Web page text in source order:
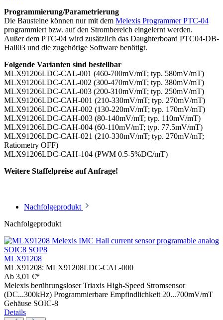
Programmierung/Parametrierung
Die Bausteine können nur mit dem Melexis Programmer PTC-04
programmiert bzw. auf den Strombereich eingelernt werden.
Außer dem PTC-04 wird zusätzlich das Daughterboard PTC04-DB-
Hall03 und die zugehörige Software benötigt.
Folgende Varianten sind bestellbar
MLX91206LDC-CAL-001 (460-700mV/mT; typ. 580mV/mT)
MLX91206LDC-CAL-002 (300-470mV/mT; typ. 380mV/mT)
MLX91206LDC-CAL-003 (200-310mV/mT; typ. 250mV/mT)
MLX91206LDC-CAH-001 (210-330mV/mT; typ. 270mV/mT)
MLX91206LDC-CAH-002 (130-220mV/mT; typ. 170mV/mT)
MLX91206LDC-CAH-003 (80-140mV/mT; typ. 110mV/mT)
MLX91206LDC-CAH-004 (60-110mV/mT; typ. 77.5mV/mT)
MLX91206LDC-CAH-021 (210-330mV/mT; typ. 270mV/mT;
Ratiometry OFF)
MLX91206LDC-CAH-104 (PWM 0.5-5%DC/mT)
Weitere Staffelpreise auf Anfrage!
Nachfolgeprodukt
Nachfolgeprodukt
MLX91208
MLX91208: MLX91208LDC-CAL-000
Ab 3,01 €*
Melexis berührungsloser Triaxis High-Speed Stromsensor
(DC...300kHz) Programmierbare Empfindlichkeit 20...700mV/mT
Gehäuse SOIC-8
Details